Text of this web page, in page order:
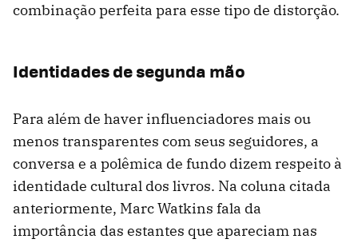
combinação perfeita para esse tipo de distorção.
Identidades de segunda mão
Para além de haver influenciadores mais ou
menos transparentes com seus seguidores, a
conversa e a polêmica de fundo dizem respeito à
identidade cultural dos livros. Na coluna citada
anteriormente, Marc Watkins fala da
importância das estantes que apareciam nas